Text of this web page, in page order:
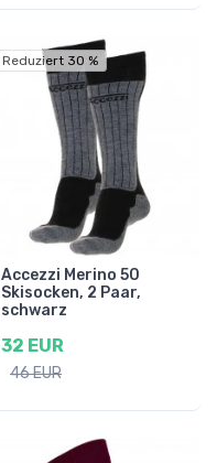
Reduziert 30 %
Accezzi Merino 50
Skisocken, 2 Paar,
schwarz
32 EUR
46 EUR